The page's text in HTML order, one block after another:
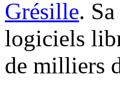
Grésille.
logiciels
de milliers